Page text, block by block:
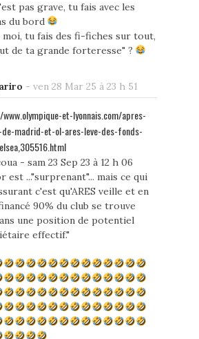
pas grave, tu fais avec les
du bord
moi, tu fais des fi-fiches sur tout,
de ta grande forteresse" ?
- ven 28 Mar 25 à 23 h 51
et-lyonnais.com/apres-
madrid-et-ol-ares-leve-des-fonds-
- sam 23 Sep 23 à 12 h 06
est ..."surprenant"... mais ce qui
c'est qu'ARES veille et en
90% du club se trouve
une position de potentiel
effectif."